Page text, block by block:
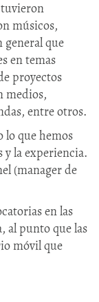
músicos,
general que
en temas
proyectos
medios,
entre otros.
lo que hemos
y la experiencia.
(manager de
en las
al punto que las
móvil que